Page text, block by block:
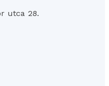
utca 28.